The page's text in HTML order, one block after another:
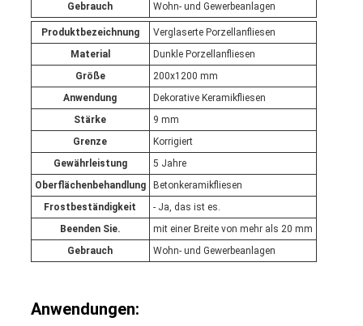
Gebrauch
Wohn- und Gewerbeanlagen
Produktbezeichnung
Verglaserte Porzellanfliesen
Material
Dunkle Porzellanfliesen
Größe
200x1200 mm
Anwendung
Dekorative Keramikfliesen
Stärke
9 mm
Grenze
Korrigiert
Gewährleistung
5 Jahre
Oberflächenbehandlung
Betonkeramikfliesen
Frostbeständigkeit
- Ja, das ist es.
Beenden Sie.
mit einer Breite von mehr als 20 mm
Gebrauch
Wohn- und Gewerbeanlagen
Anwendungen: